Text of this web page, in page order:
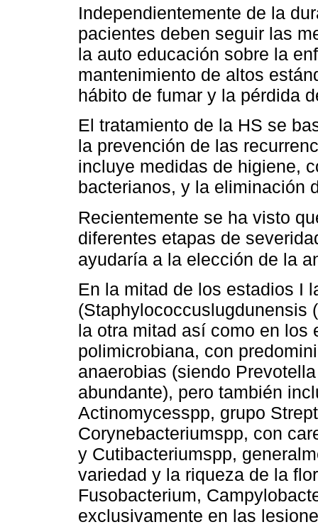
Independientemente de la
pacientes deben seguir las
la auto educación sobre la
mantenimiento de altos
hábito de fumar y la pérdida
El tratamiento de la HS se
la prevención de las
incluye medidas de higiene,
bacterianos, y la eliminación
Recientemente se ha visto
diferentes etapas de
ayudaría a la elección de la
En la mitad de los estadios I
(Staphylococcuslugdunensis
la otra mitad así como en los
polimicrobiana, con
anaerobias (siendo
abundante), pero también
Actinomycesspp, grupo
Corynebacteriumspp, con
y Cutibacteriumspp,
variedad y la riqueza de la
Fusobacterium,
exclusivamente en las